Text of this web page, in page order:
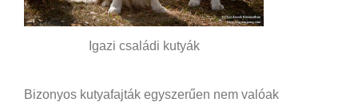
Igazi családi kutyák
Bizonyos kutyafajták egyszerűen nem valóak